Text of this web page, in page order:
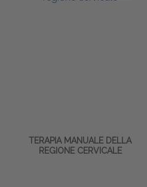
TERAPIA MANUALE DELLA
REGIONE CERVICALE